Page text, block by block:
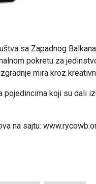
sa Zapadnog
pokretu za
mira kroz
pojedincima koji su dali
na sajtu: